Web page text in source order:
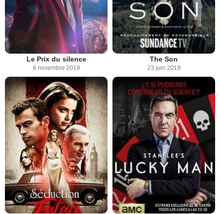
Le Prix du silence
6 novembre 2019
The Son
23 juin 2019